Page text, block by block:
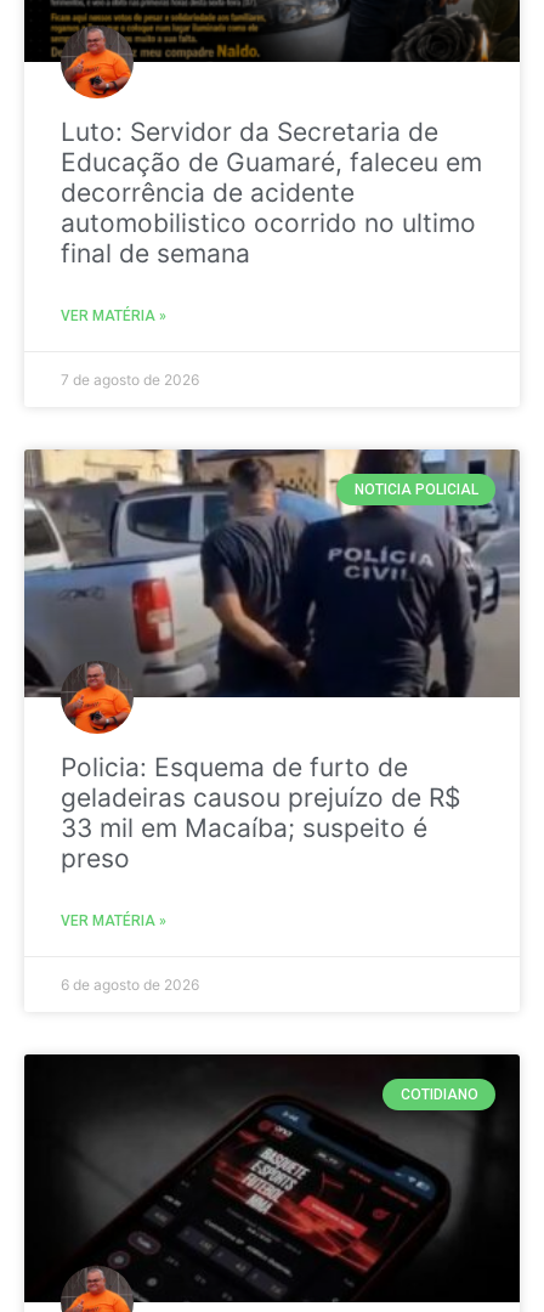
Luto: Servidor da Secretaria de
Educação de Guamaré, faleceu em
decorrência de acidente
automobilistico ocorrido no ultimo
final de semana
VER MATÉRIA »
7 de agosto de 2026
NOTICIA POLICIAL
Policia: Esquema de furto de
geladeiras causou prejuízo de R$
33 mil em Macaíba; suspeito é
preso
VER MATÉRIA »
6 de agosto de 2026
COTIDIANO